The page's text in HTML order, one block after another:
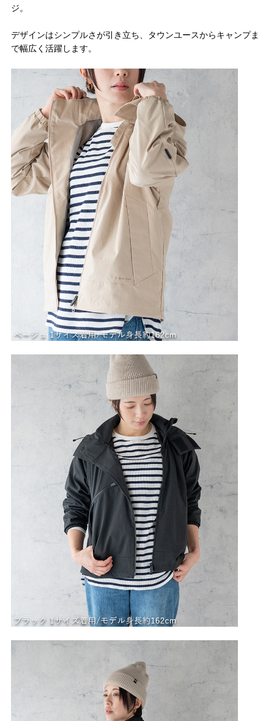
ジ。
デザインはシンプルさが引き立ち、タウンユースからキャンプま
で幅広く活躍します。